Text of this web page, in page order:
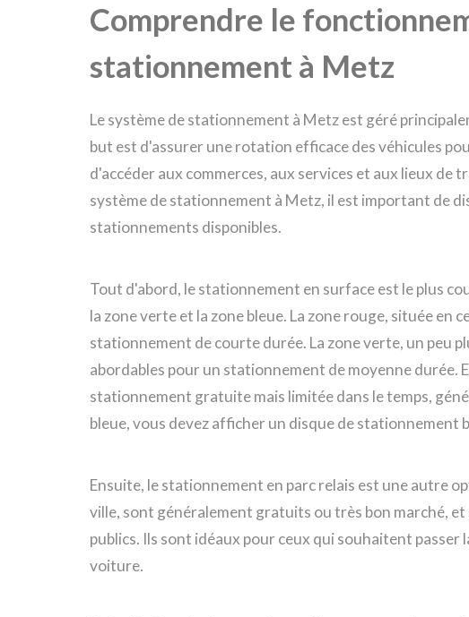
Comprendre le
stationnement à Metz
Le système de stationnement à Metz est géré
but est d'assurer une rotation efficace des véhicules
d'accéder aux commerces, aux services et aux lieux
système de stationnement à Metz, il est important de
stationnements disponibles.
Tout d'abord, le stationnement en surface est le plus
la zone verte et la zone bleue. La zone rouge, située en
stationnement de courte durée. La zone verte, un peu
abordables pour un stationnement de moyenne durée.
stationnement gratuite mais limitée dans le temps,
bleue, vous devez afficher un disque de
Ensuite, le stationnement en parc relais est une autre
ville, sont généralement gratuits ou très bon marché,
publics. Ils sont idéaux pour ceux qui souhaitent passer
voiture.